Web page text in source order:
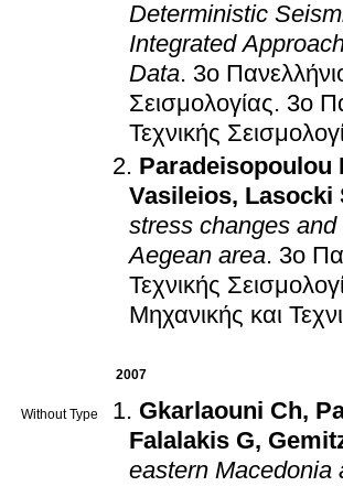
Deterministic
Integrated
Data. 3o
Σεισμολογίας. 3o
Τεχνικής
Paradeisopoulou
Vasileios, Lasocki
stress changes
Aegean area. 3o
Τεχνικής
Μηχανικής και
2007
Without Type Gkarlaouni Ch,
Falalakis G,
eastern Macedonia